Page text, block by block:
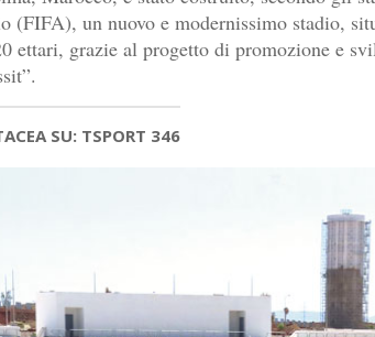
(FIFA), un nuovo e modernissimo stadio,
ettari, grazie al progetto di promozione e
SU: TSPORT 346